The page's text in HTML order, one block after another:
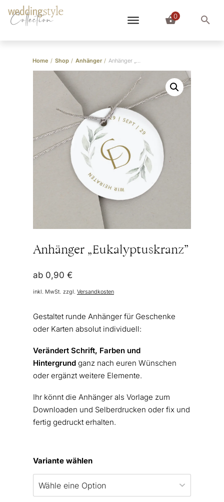
Collection 0
Home / Shop / Anhänger / Anhänger „Eukalyptuskranz”
Anhänger „Eukalyptuskranz”
ab 0,90 €
inkl. MwSt. zzgl. Versandkosten
Gestaltet runde Anhänger für Geschenke
oder Karten absolut individuell:
Verändert Schrift, Farben und
Hintergrundganz nach euren Wünschen
oder ergänzt weitere Elemente.
Ihr könnt die Anhänger als Vorlage zum
Downloaden und Selberdrucken oder fix und
fertig gedruckt erhalten.
Variante wählen